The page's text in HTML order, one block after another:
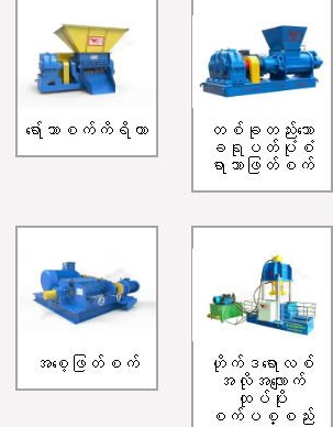
ရော်ဘာစက်ကိရိယာ
တစ်ခုတည်းသော
ခရုပတ်ပုံစံ
ရာဘာဖြတ်စက်
အစေ့ဖြတ်စက်
ဟိုက်ဒရောလစ်
အလိုအလျောက်
ထုပ်ပိုး
စက်ပစ္စည်း